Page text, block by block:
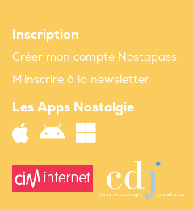
Inscription
Créer mon compte Nostapass
M'inscrire à la newsletter
Les Apps Nostalgie